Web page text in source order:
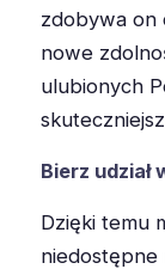
zdobywa on
nowe
ulubionych
Bierz
Dzięki temu
niedostępne